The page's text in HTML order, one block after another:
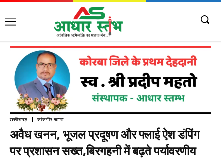
छत्तीसगढ़ जांजगीर चाम्पा
अवैध खनन, भूजल प्रदूषण और फ्लाई ऐश डंपिंग
पर प्रशासन सख्त,बिरगहनी में बढ़ते पर्यावरणीय